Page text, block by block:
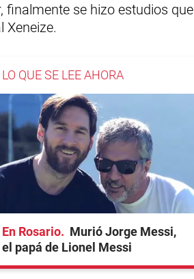
finalmente se hizo estudios que
Xeneize.
LO QUE SE LEE AHORA
En Rosario
Murió Jorge Messi,
el papá de Lionel Messi